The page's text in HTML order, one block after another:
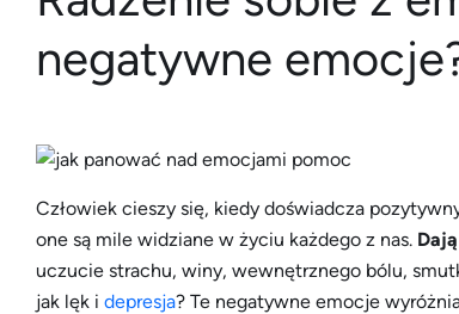
negatywne
Człowiek cieszy się, kiedy doświadcza
one są mile widziane w życiu każdego z nas.
uczucie strachu, winy, wewnętrznego bólu,
jak lęk i depresja? Te negatywne emocje